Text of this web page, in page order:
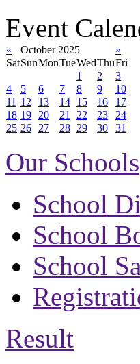
Event
« October 2025
»
SatSunMonTueWedThuFri
1
2
3
4
5 6 7 8 9
10
11 12 13 14 15 16
17
18 19 20 21 22 23
24
25 26 27 28 29 30 31
Our Schools
School
School
School
Result